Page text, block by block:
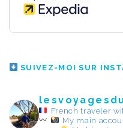
SUIVEZ-MOI SUR
French traveler
My main